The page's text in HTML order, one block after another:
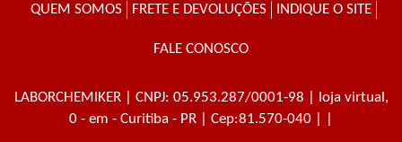
QUEM SOMOS FRETE E DEVOLUÇÕES INDIQUE O SITE
FALE CONOSCO
LABORCHEMIKER| CNPJ: 05.953.287/0001-98 | loja virtual,
0 - em - Curitiba - PR | Cep:81.570-040 | |